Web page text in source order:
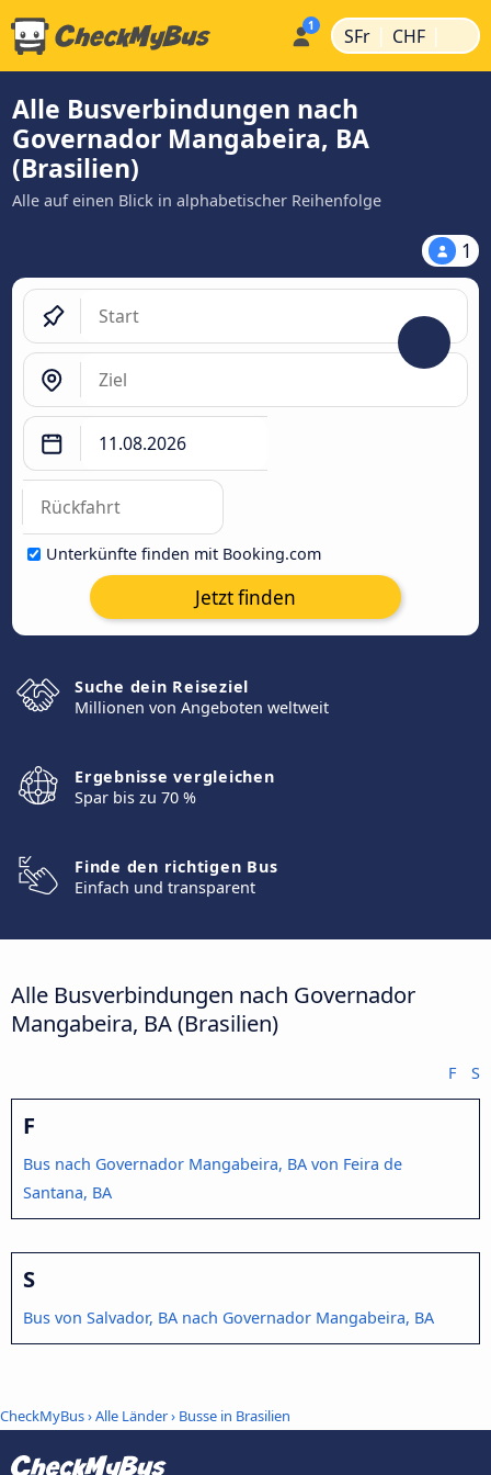
SFr | CHF |
Alle Busverbindungen nach
Governador Mangabeira, BA
(Brasilien)
Alle auf einen Blick in alphabetischer Reihenfolge
1
Unterkünfte finden mit Booking.com
Jetzt finden
Suche dein Reiseziel
Millionen von Angeboten weltweit
Ergebnisse vergleichen
Spar bis zu 70 %
Finde den richtigen Bus
Einfach und transparent
Alle Busverbindungen nach Governador
Mangabeira, BA (Brasilien)
F S
F
Bus nach Governador Mangabeira, BA von Feira de
Santana, BA
S
Bus von Salvador, BA nach Governador Mangabeira, BA
CheckMyBus›Alle Länder› Busse in Brasilien